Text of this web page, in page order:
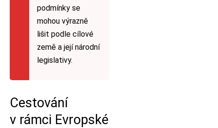
podmínky se
mohou výrazně
lišit podle cílové
země a její národní
legislativy.
Cestování
v rámci Evropské